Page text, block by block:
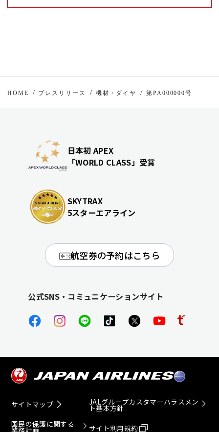
HOME プレスリリース 機材・ダイヤ 第PA000000号
日本初 APEX
「WORLD CLASS」受賞
SKYTRAX
5スターエアライン
航空券の予約はこちら
公式SNS・コミュニケーションサイト
サイトマップ
国民の保護に関する
JALグループカスタマーハラスメン
ト基本方針
サイト利用規約